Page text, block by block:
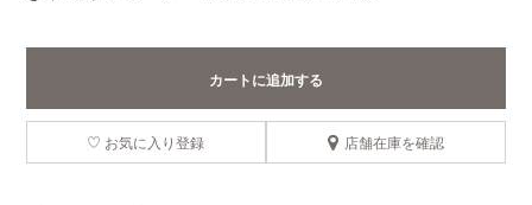
カートに追加する
お気に入り登録 店舗在庫を確認